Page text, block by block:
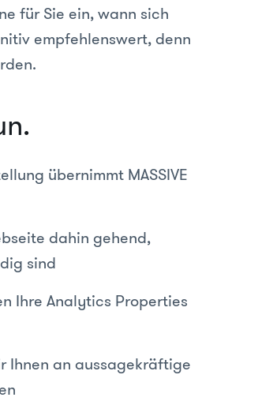
für Sie ein, wann sich
empfehlenswert, denn
übernimmt MASSIVE
dahin gehend,
sind
Ihre Analytics Properties
Ihnen an aussagekräftige